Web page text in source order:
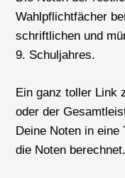
Wahlpflichtfächer
schriftlichen und
9. Schuljahres.
Ein ganz toller Link
oder der
Deine Noten in eine
die Noten berechnet.